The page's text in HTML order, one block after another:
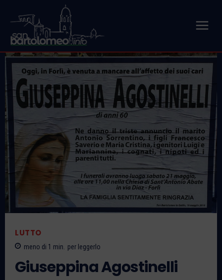
LUTTO
meno di 1 min. per leggerlo
Giuseppina Agostinelli